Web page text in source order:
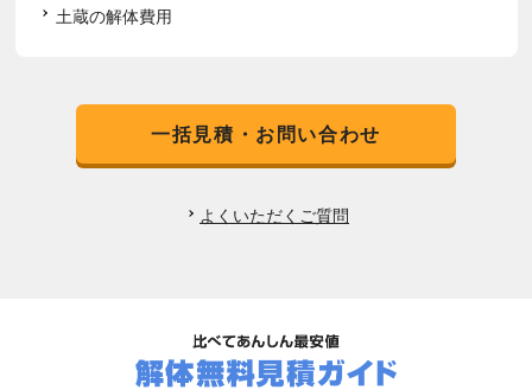
土蔵の解体費用
一括見積・お問い合わせ
よくいただくご質問